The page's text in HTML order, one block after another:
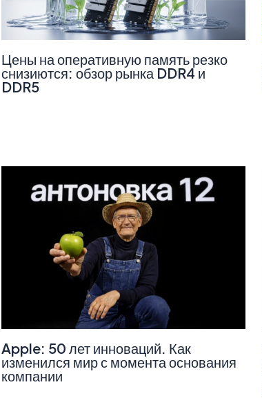
Цены на оперативную память резко
снизиются: обзор рынка DDR4 и
DDR5
Apple: 50 лет инноваций. Как
изменился мир с момента основания
компании